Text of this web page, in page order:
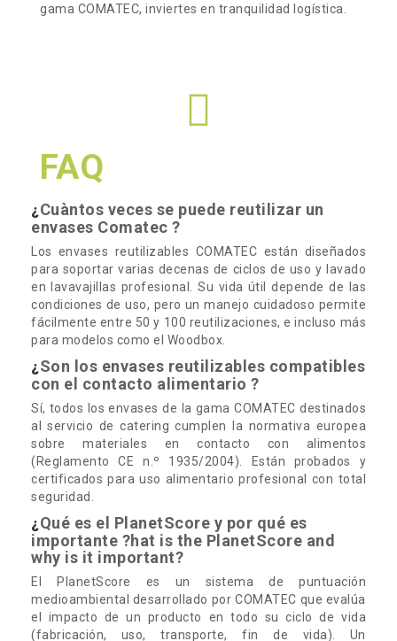
gama COMATEC, inviertes en tranquilidad logística.
FAQ
¿ Cuàntos veces se puede reutilizar un
envases Comatec ?
Los envases reutilizables COMATEC están diseñados
para soportar varias decenas de ciclos de uso y lavado
en lavavajillas profesional. Su vida útil depende de las
condiciones de uso, pero un manejo cuidadoso permite
fácilmente entre 50 y 100 reutilizaciones, e incluso más
para modelos como el Woodbox.
¿ Son los envases reutilizables compatibles
con el contacto alimentario ?
Sí, todos los envases de la gama COMATEC destinados
al servicio de catering cumplen la normativa europea
sobre materiales en contacto con alimentos
(Reglamento CE n.º 1935/2004). Están probados y
certificados para uso alimentario profesional con total
seguridad.
¿ Qué es el PlanetScore y por qué es
importante ?hat is the PlanetScore and
why is it important?
El PlanetScore es un sistema de puntuación
medioambiental desarrollado por COMATEC que evalúa
el impacto de un producto en todo su ciclo de vida
(fabricación, uso, transporte, fin de vida). Un